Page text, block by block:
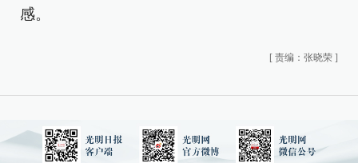
感。
[ 责编：张晓荣 ]